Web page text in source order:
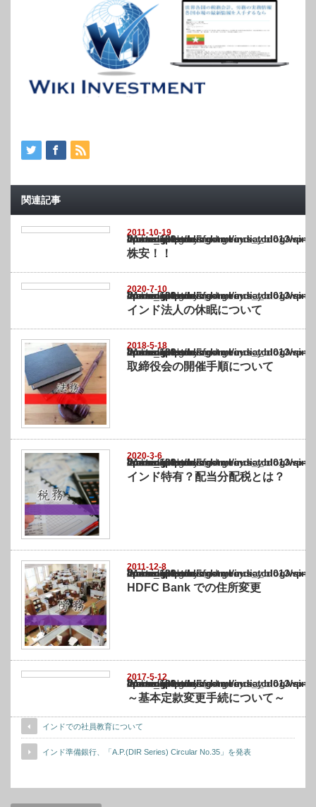
関連記事
2011-10-19
Warning
: Undefined array key "show_category" in
/home/netst/kuno-cpa.co.jp/public_html/india_blog/wp-content/themes/
on line183
株安！！
2020-7-10
Warning
: Undefined array key "show_category" in
/home/netst/kuno-cpa.co.jp/public_html/india_blog/wp-content/themes/
on line183
インド法人の休眠について
2018-5-18
Warning
: Undefined array key "show_category" in
/home/netst/kuno-cpa.co.jp/public_html/india_blog/wp-content/themes/
on line183
取締役会の開催手順について
2020-3-6
Warning
: Undefined array key "show_category" in
/home/netst/kuno-cpa.co.jp/public_html/india_blog/wp-content/themes/
on line183
インド特有？配当分配税とは？
2011-12-8
Warning
: Undefined array key "show_category" in
/home/netst/kuno-cpa.co.jp/public_html/india_blog/wp-content/themes/
on line183
HDFC Bank での住所変更
2017-5-12
Warning
: Undefined array key "show_category" in
/home/netst/kuno-cpa.co.jp/public_html/india_blog/wp-content/themes/
on line183
～基本定款変更手続について～
インドでの社員教育について
インド準備銀行、「A.P.(DIR Series) Circular No.35」を発表